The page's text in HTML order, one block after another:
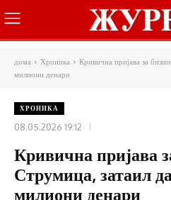
дома Хроника
Кривична пријава за
милиони денари
ХРОНИКА
08.05.2026 19:12
Кривична пријава
Струмица, затаил
милиони денари